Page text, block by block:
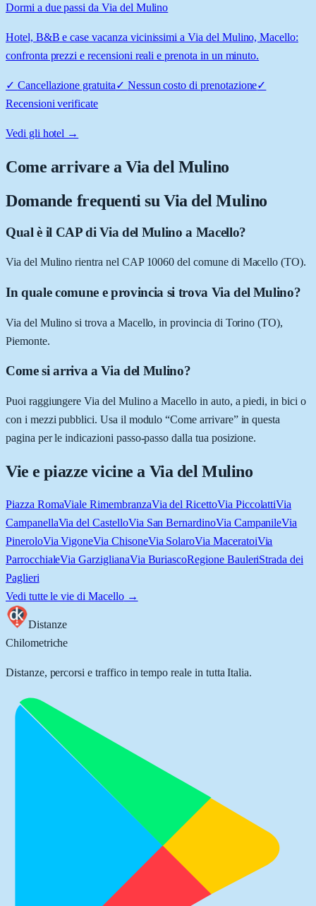
Dormi a due passi da Via del Mulino
Hotel, B&B e case vacanza vicinissimi a Via del Mulino, Macello:
confronta prezzi e recensioni reali e prenota in un minuto.
✓ Cancellazione gratuita✓ Nessun costo di prenotazione✓
Recensioni verificate
Vedi gli hotel →
Come arrivare aVia del Mulino
Domande frequenti su Via del Mulino
Qual è il CAP di Via del Mulino a Macello?
Via del Mulino rientra nel CAP 10060 del comune di Macello (TO).
In quale comune e provincia si trova Via del Mulino?
Via del Mulino si trova a Macello, in provincia di Torino (TO),
Piemonte.
Come si arriva a Via del Mulino?
Puoi raggiungere Via del Mulino a Macello in auto, a piedi, in bici o
con i mezzi pubblici. Usa il modulo “Come arrivare” in questa
pagina per le indicazioni passo-passo dalla tua posizione.
Vie e piazze vicine a Via del Mulino
Piazza RomaViale RimembranzaVia del RicettoVia PiccolattiVia
CampanellaVia del CastelloVia San BernardinoVia CampanileVia
PineroloVia VigoneVia ChisoneVia SolaroVia MaceratoiVia
ParrocchialeVia GarziglianaVia BuriascoRegione BauleriStrada dei
Paglieri
Vedi tutte le vie di Macello→
Distanze
Chilometriche
Distanze, percorsi e traffico in tempo reale in tutta Italia.